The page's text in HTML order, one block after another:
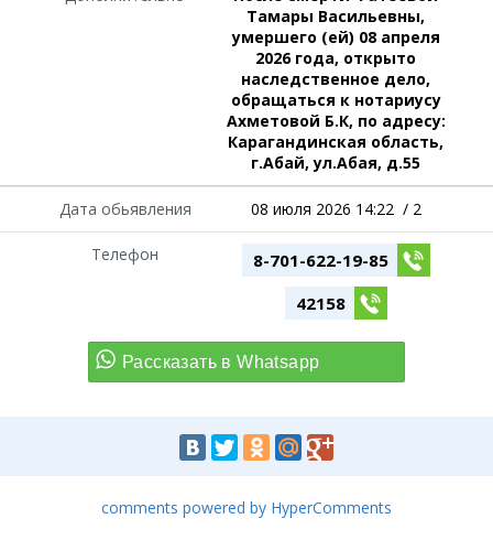
Тамары Васильевны,
умершего (ей) 08 апреля
2026 года, открыто
наследственное дело,
обращаться к нотариусу
Ахметовой Б.К, по адресу:
Карагандинская область,
г.Абай, ул.Абая, д.55
Дата обьявления 08 июля 2026 14:22/ 2
Телефон
8-701-622-19-85
42158
comments powered by HyperComments